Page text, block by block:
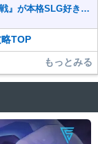
』が本格SLG好きを
TOP
もっとみる